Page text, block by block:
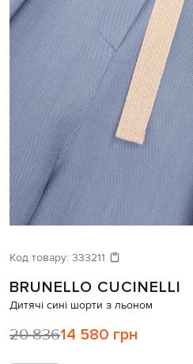
Код товару: 333211
BRUNELLO CUCINELLI
Дитячі сині шорти з льоном
20 83614 580 грн